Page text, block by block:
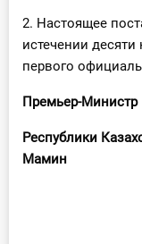
Учет по
Юридический
Интернет-
2. Настоящее
истечении
первого
Премьер-Министр
Мамин